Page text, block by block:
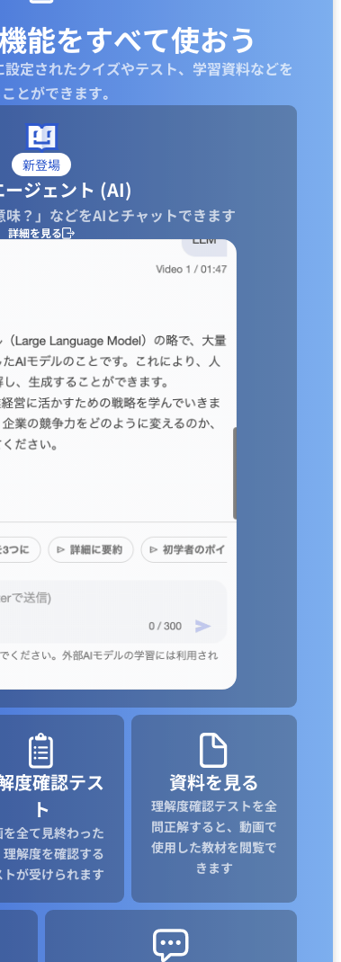
能をすべて使おう
定されたクイズやテスト、学習資料などを
とができます｡
新登場
ージェント (AI)
味？」などをAIとチャットできます
詳細を見る
度確認テス
ト
を全て見終わった
理解度を確認する
トが受けられます
資料を見る
理解度確認テストを全
問正解すると、動画で
使用した教材を閲覧で
きます